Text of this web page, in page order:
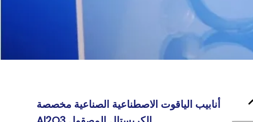
أنابيب الياقوت الاصطناعية الصناعية مخصصة